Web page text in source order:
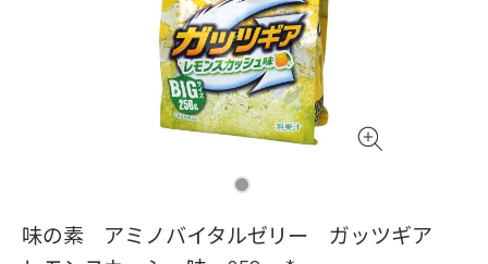
味の素 アミノバイタルゼリー ガッツギア